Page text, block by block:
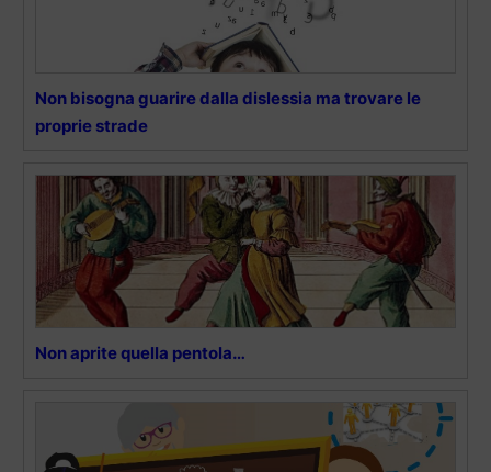
Non bisogna guarire dalla dislessia ma trovare le
proprie strade
Non aprite quella pentola…